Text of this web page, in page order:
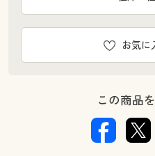
お気に
この商品